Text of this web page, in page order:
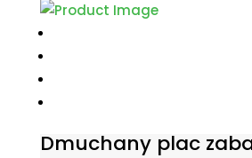
Dmuchany plac